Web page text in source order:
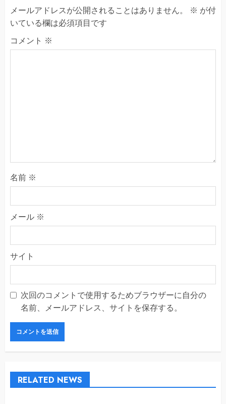
メールアドレスが公開されることはありません。 ※ が付
いている欄は必須項目です
コメント ※
名前 ※
メール ※
サイト
次回のコメントで使用するためブラウザーに自分の
名前、メールアドレス、サイトを保存する。
RELATED NEWS